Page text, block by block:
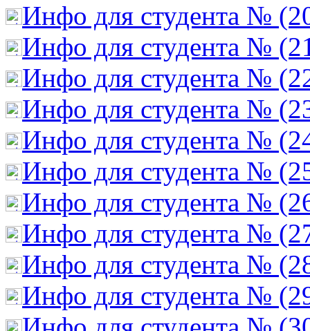
Инфо для студента №
Инфо для студента №
Инфо для студента №
Инфо для студента №
Инфо для студента №
Инфо для студента №
Инфо для студента №
Инфо для студента №
Инфо для студента №
Инфо для студента №